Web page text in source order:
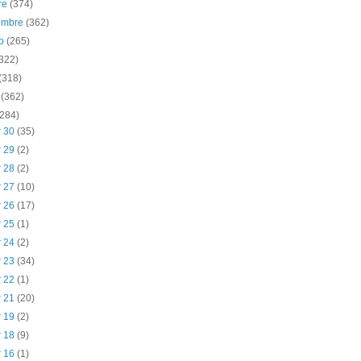
(374)
(362)
(265)
(362)
30 (35)
29 (2)
28 (2)
27 (10)
26 (17)
25 (1)
24 (2)
23 (34)
22 (1)
21 (20)
19 (2)
18 (9)
16 (1)